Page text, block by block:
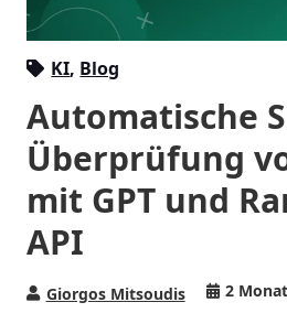
KI, Blog
Automatische
Überprüfung
mit GPT und
API
Giorgos Mitsoudis 2